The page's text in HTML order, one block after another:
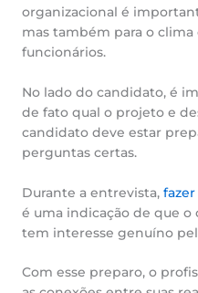
organizacional é
mas também para o clima
funcionários.
No lado do candidato, é
de fato qual o projeto e
candidato deve estar
perguntas certas.
Durante a entrevista,
é uma indicação de que o
tem interesse genuíno
Com esse preparo, o